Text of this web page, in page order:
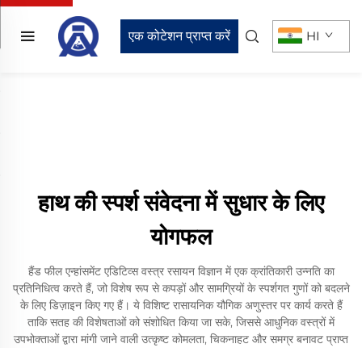
एक कोटेशन प्राप्त करें HI
हाथ की स्पर्श संवेदना में सुधार के लिए
योगफल
हैंड फील एन्हांसमेंट एडिटिव्स वस्त्र रसायन विज्ञान में एक क्रांतिकारी उन्नति का
प्रतिनिधित्व करते हैं, जो विशेष रूप से कपड़ों और सामग्रियों के स्पर्शगत गुणों को बदलने
के लिए डिज़ाइन किए गए हैं। ये विशिष्ट रासायनिक यौगिक अणुस्तर पर कार्य करते हैं
ताकि सतह की विशेषताओं को संशोधित किया जा सके, जिससे आधुनिक वस्त्रों में
उपभोक्ताओं द्वारा मांगी जाने वाली उत्कृष्ट कोमलता, चिकनाहट और समग्र बनावट प्राप्त